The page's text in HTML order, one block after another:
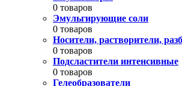
0 товаров
Эмульгирующие соли
0 товаров
Носители, растворители,
0 товаров
Подсластители интенсивные
0 товаров
Гелеобразователи